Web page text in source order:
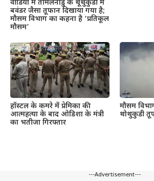
वीडियो में तमिलनाडु के थूथुकुडी में
बवंडर जैसा तूफान दिखाया गया है;
मौसम विभाग का कहना है ‘प्रतिकूल
मौसम’
हॉस्टल के कमरे में प्रेमिका की
आत्महत्या के बाद ओडिशा के मंत्री
का भतीजा गिरफ्तार
मौसम
थोथुकुडी
---Advertisement---